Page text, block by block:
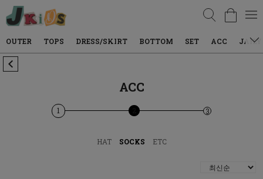
검색
TOPS DRESS/SKIRT BOTTOM SET ACC JAILY WEAR
ACC
1 3
HAT SOCKS ETC